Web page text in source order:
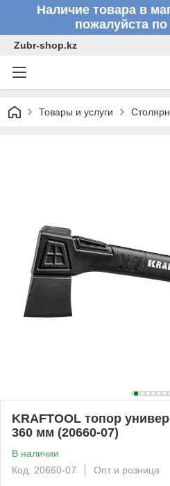
Наличие товара в
пожалуйста
Zubr-shop.kz
Товары и услуги
KRAFTOOL топор
360 мм (20660-07)
В наличии
Код: 20660-07
Опт и розница